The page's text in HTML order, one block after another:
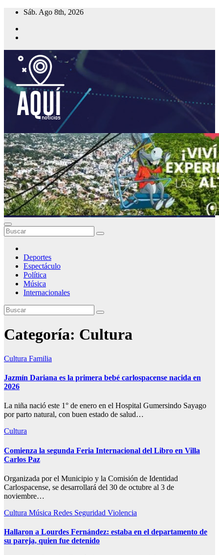
Saltar
contenido
Sáb. Ago 8th, 2026
Deportes
Espectáculo
Política
Música
Internacionales
Categoría: Cultura
Cultura Familia
Jazmín Dariana es la primera bebé carlospacense nacida en
2026
La niña nació este 1° de enero en el Hospital Gumersindo Sayago
por parto natural, con buen estado de salud…
Cultura
Comienza la segunda Feria Internacional del Libro en Villa
Carlos Paz
Organizada por el Municipio y la Comisión de Identidad
Carlospacense, se desarrollará del 30 de octubre al 3 de
noviembre…
Cultura Música Redes Seguridad Violencia
Hallaron a Lourdes Fernández: estaba en el departamento de
su pareja, quien fue detenido